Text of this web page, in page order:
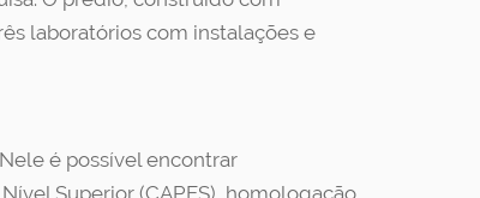
laboratórios com instalações e
é possível encontrar
Superior (CAPES), homologação